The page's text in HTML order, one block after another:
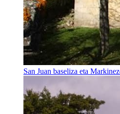
San Juan baseliza eta